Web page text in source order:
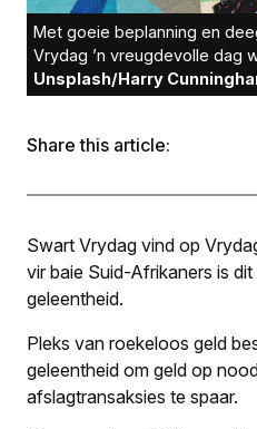
Met goeie beplanning en
Vrydag ’n vreugdevolle dag
Unsplash/Harry
Share this article:
Swart Vrydag vind op
vir baie Suid-Afrikaners is dit
geleentheid.
Pleks van roekeloos geld
geleentheid om geld op
afslagtransaksies te spaar.